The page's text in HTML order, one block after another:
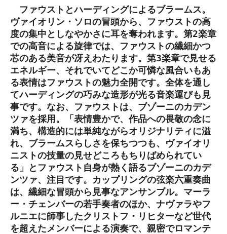
ファウストとハーディングによるブラームス。
ヴァイオリン・ソロの冒頭から、ファウストの高
度の集中としなやかさに耳を奪われます。第2楽章
での高音による旋律では、ファウストの繊細かつ
芯のある美音が冴えわたります。第3楽章で見せる
エネルギー、それでいてどこか可憐な風合いもあ
る表情はファウストの魅力全開です。全体を通し
てハーディングの巧みな造形が光る音楽運びも見
事です。なお、ファウストは、ブゾーニのカデン
ツァを採用。「表情豊かで、作品への畏敬の念に
満ち、構造的には単純ながらオリジナリティに溢
れ、ブラームスらしさを保ちつつも、ヴァイオリ
ニストの技量の見せどころもちりばめられてい
る」とファウスト自身が熱く語るブゾーニのカデ
ンツァ、注目です。カップリングの弦楽六重奏曲
は、繊細な冒頭から見事なアンサンブル。マーラ
ー・チェンバーの若手奏者のほか、ナヴァラやフ
ルニエに師事したクリストフ・リヒターなど世代
を超えたメンバーによる演奏で、親密でロマンテ